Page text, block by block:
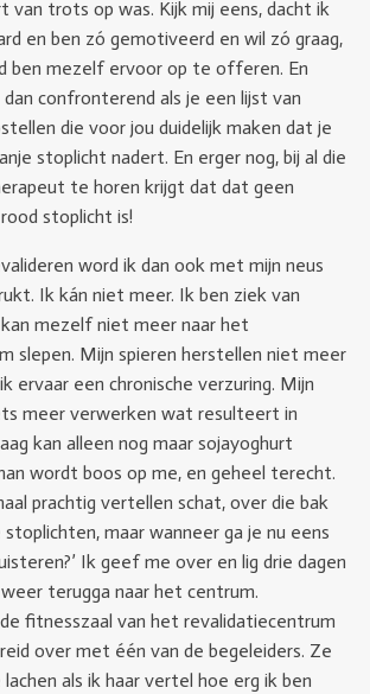
van trots op was. Kijk mij eens, dacht ik
en ben zó gemotiveerd en wil zó graag,
ben mezelf ervoor op te offeren. En
confronterend als je een lijst van
die voor jou duidelijk maken dat je
stoplicht nadert. En erger nog, bij al die
te horen krijgt dat dat geen
stoplicht is!
word ik dan ook met mijn neus
Ik kán niet meer. Ik ben ziek van
mezelf niet meer naar het
slepen. Mijn spieren herstellen niet meer
ervaar een chronische verzuring. Mijn
meer verwerken wat resulteert in
kan alleen nog maar sojayoghurt
wordt boos op me, en geheel terecht.
prachtig vertellen schat, over die bak
maar wanneer ga je nu eens
Ik geef me over en lig drie dagen
terugga naar het centrum.
fitnesszaal van het revalidatiecentrum
over met één van de begeleiders. Ze
als ik haar vertel hoe erg ik ben